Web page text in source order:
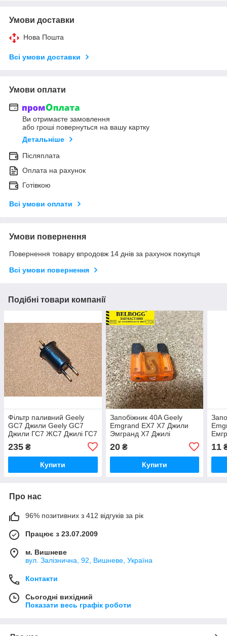
Умови доставки
Нова Пошта
Всі умови доставки
Умови оплати
Ви отримаєте замовлення
або гроші повернуться на вашу картку
Детальніше
Післяплата
Оплата на рахунок
Готівкою
Всі умови оплати
Умови повернення
Повернення товару впродовж 14 днів за рахунок покупця
Всі умови повернення
Подібні товари компанії
Фільтр паливний Geely
GC7 Джили Geely GC7
Джили ГС7 ЖС7 Джилі ГС7
235 ₴
Купити
Запобіжник 40A Geely
Emgrand EX7 X7 Джили
Эмгранд Х7 Джилі
20₴
Купити
11
Про нас
96% позитивних з 412 відгуків за рік
Працює з 23.07.2009
м. Вишневе
вул. Залізнична, 92, Вишневе, Україна
Контакти
Сьогодні вихідний
Показати весь графік роботи